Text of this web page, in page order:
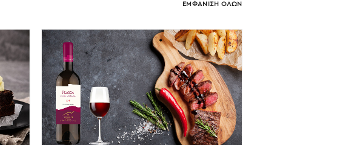
ΕΜΦΑΝΙΣΗ ΟΛΩΝ